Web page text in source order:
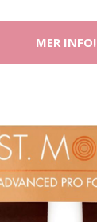
MER INFO!